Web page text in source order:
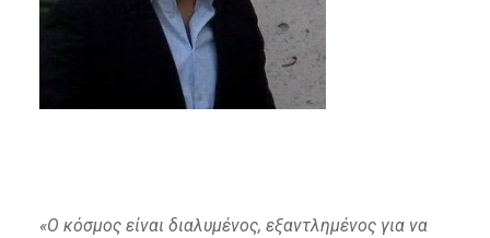
«Ο κόσμος είναι διαλυμένος, εξαντλημένος για να